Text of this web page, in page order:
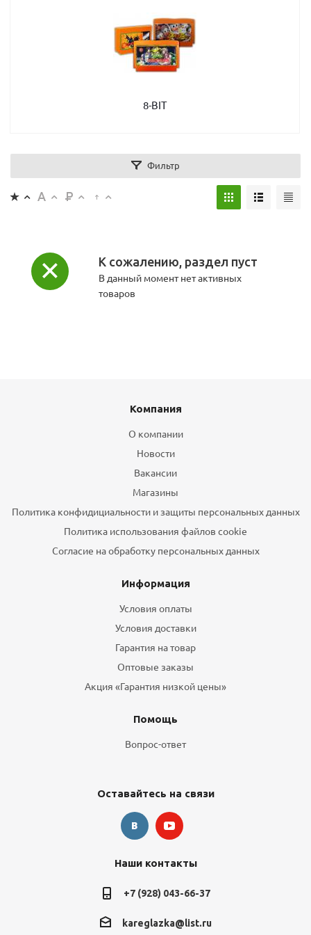
8-BIT
Фильтр
К сожалению, раздел пуст
В данный момент нет активных
товаров
Компания
О компании
Новости
Вакансии
Магазины
Политика конфидициальности и защиты персональных данных
Политика использования файлов cookie
Согласие на обработку персональных данных
Информация
Условия оплаты
Условия доставки
Гарантия на товар
Оптовые заказы
Акция «Гарантия низкой цены»
Помощь
Вопрос-ответ
Оставайтесь на связи
Наши контакты
+7 (928) 043-66-37
kareglazka@list.ru